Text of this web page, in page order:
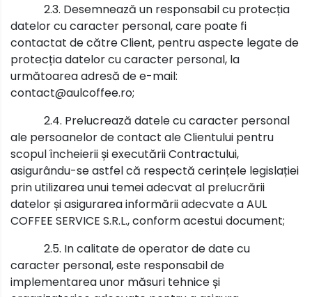
2.3. Desemnează un responsabil cu protecția
datelor cu caracter personal, care poate fi
contactat de către Client, pentru aspecte legate de
protecția datelor cu caracter personal, la
următoarea adresă de e-mail:
contact@aulcoffee.ro;
2.4. Prelucrează datele cu caracter personal
ale persoanelor de contact ale Clientului pentru
scopul încheierii și executării Contractului,
asigurându-se astfel că respectă cerințele legislației
prin utilizarea unui temei adecvat al prelucrării
datelor și asigurarea informării adecvate a AUL
COFFEE SERVICE S.R.L., conform acestui document;
2.5. In calitate de operator de date cu
caracter personal, este responsabil de
implementarea unor măsuri tehnice și